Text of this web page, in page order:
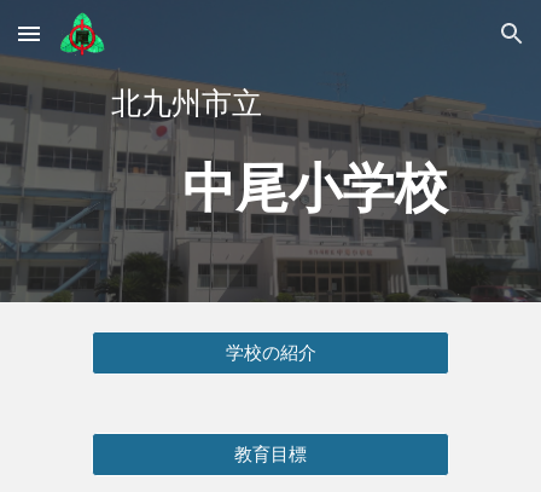
Skip to main content Skip to navigation
北九州市立
中尾小学校
学校の紹介
教育目標